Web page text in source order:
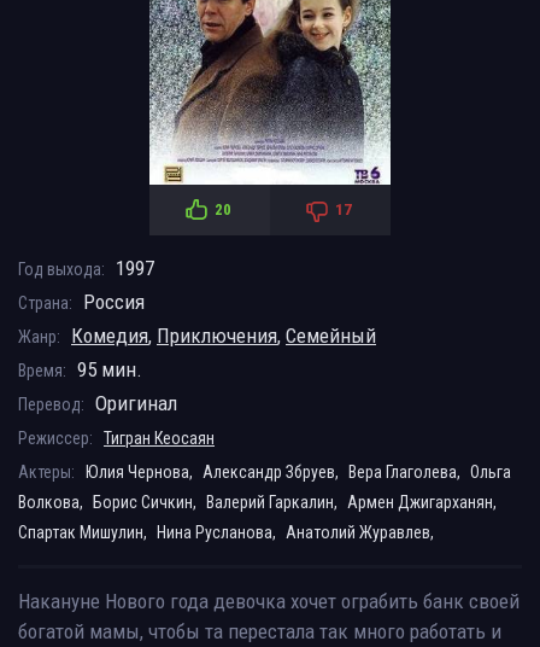
20 17
Год выхода: 1997
Страна: Россия
Жанр: Комедия, Приключения, Семейный
Время: 95 мин.
Перевод: Оригинал
Режиссер:
Тигран Кеосаян
Актеры:
Юлия Чернова, Александр Збруев, Вера Глаголева, Ольга
Волкова,
Борис Сичкин, Валерий Гаркалин,
Армен Джигарханян,
Спартак Мишулин,
Нина Русланова, Анатолий Журавлев,
Накануне Нового года девочка хочет ограбить банк своей
богатой мамы, чтобы та перестала так много работать и